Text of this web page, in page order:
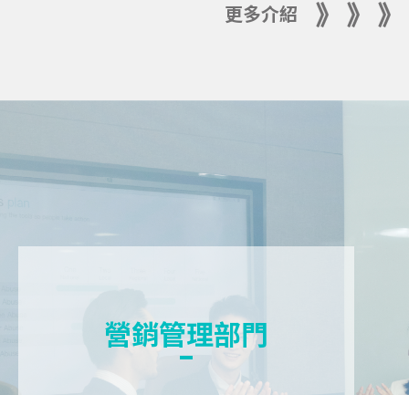
更多介紹
營銷管理部門